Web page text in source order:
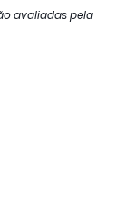
avaliadas pela